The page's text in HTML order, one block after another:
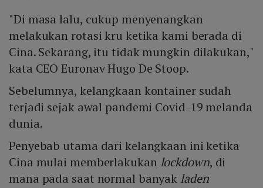
"Di masa lalu, cukup menyenangkan
melakukan rotasi kru ketika kami berada di
Cina. Sekarang, itu tidak mungkin dilakukan,"
kata CEO Euronav Hugo De Stoop.
Sebelumnya, kelangkaan kontainer sudah
terjadi sejak awal pandemi Covid-19 melanda
dunia.
Penyebab utama dari kelangkaan ini ketika
Cina mulai memberlakukan lockdown, di
mana pada saat normal banyak laden